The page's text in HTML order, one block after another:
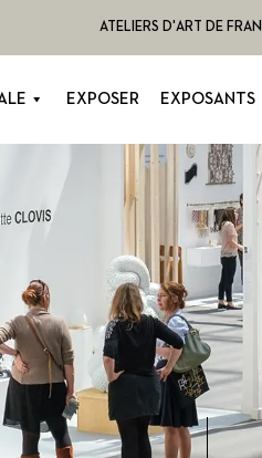
ATELIERS D'ART DE
EXPOSER EXPOSANTS